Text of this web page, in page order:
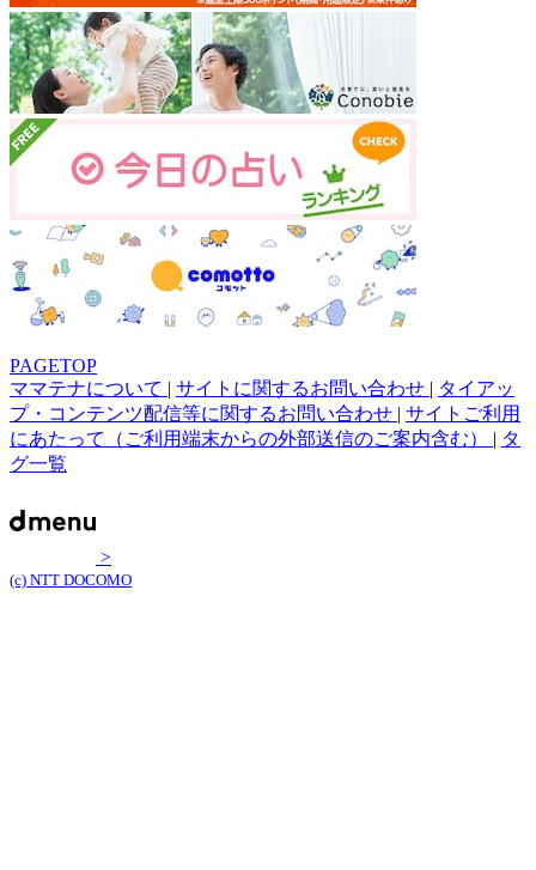
PAGETOP
ママテナについて | サイトに関するお問い合わせ | タイアッ
プ・コンテンツ配信等に関するお問い合わせ | サイトご利用
にあたって（ご利用端末からの外部送信のご案内含む） | タ
グ一覧
>
(c) NTT DOCOMO